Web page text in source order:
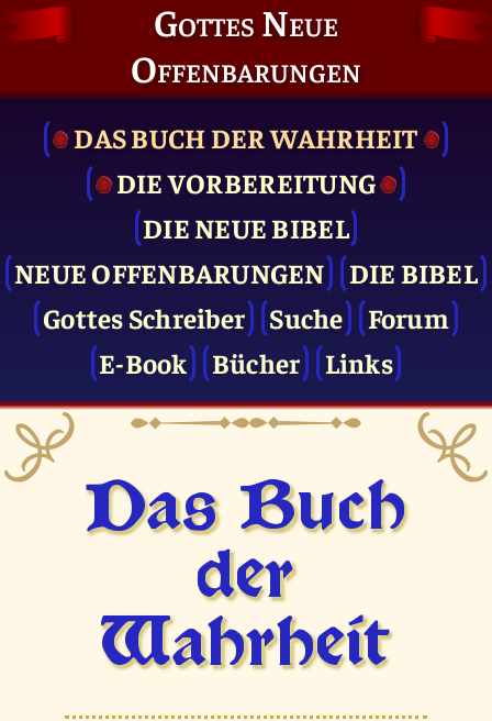
Gottes Neue
Offenbarungen
DAS BUCH DER WAHRHEIT
DIE VOR­BEREITUNG
DIE NEUE BIBEL
NEUE OFFENBARUNGEN
DIE BIBEL
Gottes Schreiber
Suche
Forum
E-Book
Bücher Links
Das Buch
der
Wahrheit